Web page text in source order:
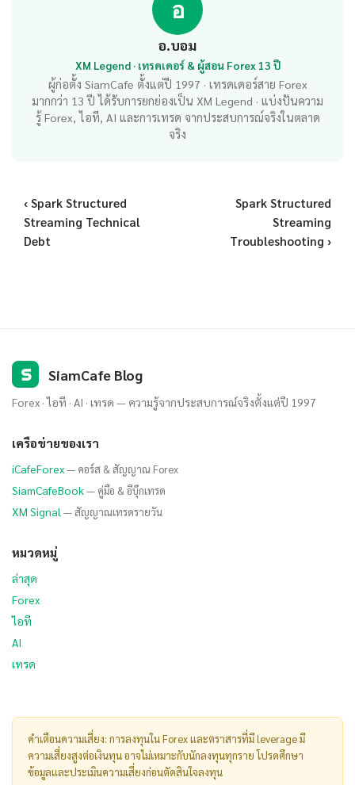
อ
อ.บอม
XM Legend · เทรดเดอร์ & ผู้สอน Forex 13 ปี
ผู้ก่อตั้ง SiamCafe ตั้งแต่ปี 1997 · เทรดเดอร์สาย Forex
มากกว่า 13 ปี ได้รับการยกย่องเป็น XM Legend · แบ่งปันความ
รู้ Forex, ไอที, AI และการเทรด จากประสบการณ์จริงในตลาด
จริง
‹ Spark Structured
Streaming Technical
Debt
Spark Structured
Streaming
Troubleshooting ›
S SiamCafe Blog
Forex · ไอที · AI · เทรด — ความรู้จากประสบการณ์จริงตั้งแต่ปี 1997
เครือข่ายของเรา
iCafeForex— คอร์ส & สัญญาณ Forex
SiamCafeBook— คู่มือ & อีบุ๊กเทรด
XM Signal — สัญญาณเทรดรายวัน
หมวดหมู่
ล่าสุด
Forex
ไอที
AI
เทรด
คำเตือนความเสี่ยง: การลงทุนใน Forex และตราสารที่มี leverage มี
ความเสี่ยงสูงต่อเงินทุน อาจไม่เหมาะกับนักลงทุนทุกราย โปรดศึกษา
ข้อมูลและประเมินความเสี่ยงก่อนตัดสินใจลงทุน